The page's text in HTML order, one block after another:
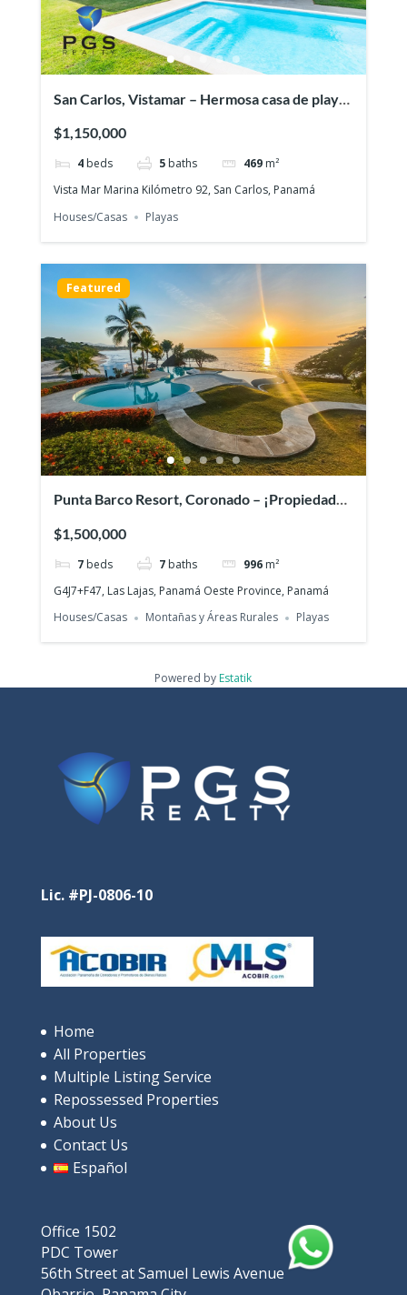
San Carlos, Vistamar – Hermosa casa de playa
$1,150,000
4 beds 5 baths 469 m²
Vista Mar Marina Kilómetro 92, San Carlos, Panamá
Houses/Casas
Playas
Featured
Punta Barco Resort, Coronado – ¡Propiedad
prestigiosa comunidad cerrada!
$1,500,000
7 beds 7 baths 996 m²
G4J7+F47, Las Lajas, Panamá Oeste Province, Panamá
Houses/Casas
Montañas y Áreas Rurales Playas
Powered by Estatik
Lic. #PJ-0806-10
Home
All Properties
Multiple Listing Service
Repossessed Properties
About Us
Contact Us
Español
Office 1502
PDC Tower
56th Street at Samuel Lewis Avenue